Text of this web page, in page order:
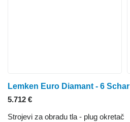
Lemken Euro Diamant - 6 Schar
5.712 €
Strojevi za obradu tla - plug okretač